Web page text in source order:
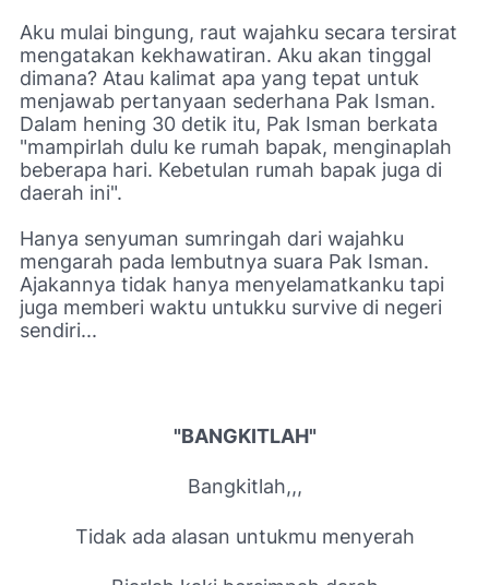
Aku mulai bingung, raut wajahku secara tersirat
mengatakan kekhawatiran. Aku akan tinggal
dimana? Atau kalimat apa yang tepat untuk
menjawab pertanyaan sederhana Pak Isman.
Dalam hening 30 detik itu, Pak Isman berkata
"mampirlah dulu ke rumah bapak, menginaplah
beberapa hari. Kebetulan rumah bapak juga di
daerah ini".
Hanya senyuman sumringah dari wajahku
mengarah pada lembutnya suara Pak Isman.
Ajakannya tidak hanya menyelamatkanku tapi
juga memberi waktu untukku survive di negeri
sendiri...
"BANGKITLAH"
Bangkitlah,,,
Tidak ada alasan untukmu menyerah